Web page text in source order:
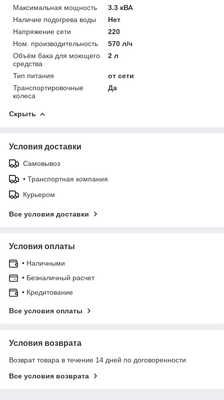
Максимальная мощность
3.3 кВА
Наличие подогрева воды
Нет
Напряжение сети
220
Ном. производительность
570 л/ч
Объём бака для моющего
средства
2 л
Тип питания
от сети
Транспортировочные
колеса
Да
Скрыть
Условия доставки
Самовывоз
• Транспортная компания
Курьером
Все условия доставки
Условия оплаты
• Наличными
• Безналичный расчет
• Кредитование
Все условия оплаты
Условия возврата
Возврат товара в течение 14 дней по договоренности
Все условия возврата